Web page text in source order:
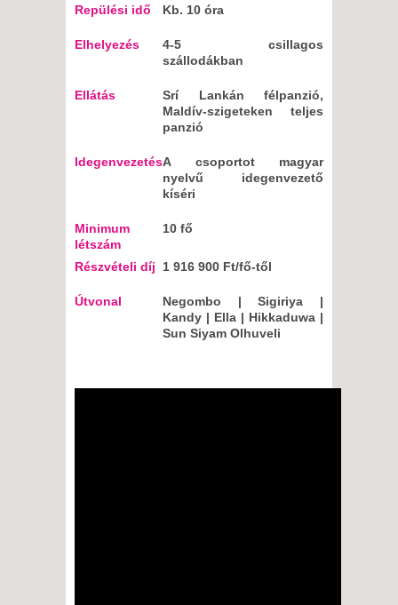
Repülési idő Kb. 10 óra
Elhelyezés
4-5 csillagos
szállodákban
Ellátás
Srí Lankán félpanzió,
Maldív-szigeteken teljes
panzió
IdegenvezetésA csoportot magyar
nyelvű idegenvezető
kíséri
Minimum
létszám
10 fő
Részvételi díj 1 916 900 Ft/fő-től
Útvonal
Negombo | Sigiriya |
Kandy | Ella | Hikkaduwa |
Sun Siyam Olhuveli